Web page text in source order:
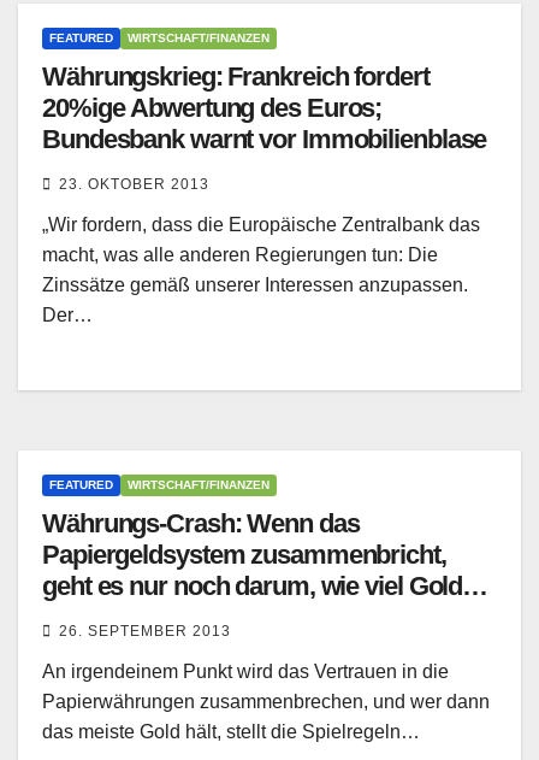
FEATURED WIRTSCHAFT/FINANZEN
Währungskrieg: Frankreich fordert
20%ige Abwertung des Euros;
Bundesbank warnt vor Immobilienblase
23. OKTOBER 2013
„Wir fordern, dass die Europäische Zentralbank das
macht, was alle anderen Regierungen tun: Die
Zinssätze gemäß unserer Interessen anzupassen.
Der…
FEATURED WIRTSCHAFT/FINANZEN
Währungs-Crash: Wenn das
Papiergeldsystem zusammenbricht,
geht es nur noch darum, wie viel Gold
man hält
26. SEPTEMBER 2013
An irgendeinem Punkt wird das Vertrauen in die
Papierwährungen zusammenbrechen, und wer dann
das meiste Gold hält, stellt die Spielregeln…